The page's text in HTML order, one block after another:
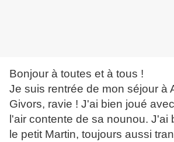
Bonjour à toutes et à tous !
Je suis rentrée de mon séjour à
Givors, ravie ! J'ai bien joué
l'air contente de sa nounou. J'ai
le petit Martin, toujours aussi